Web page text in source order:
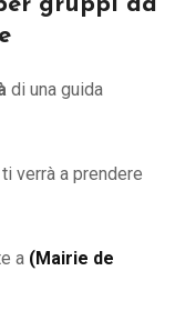
gruppi da
di una guida
verrà a prendere
a (Mairie de